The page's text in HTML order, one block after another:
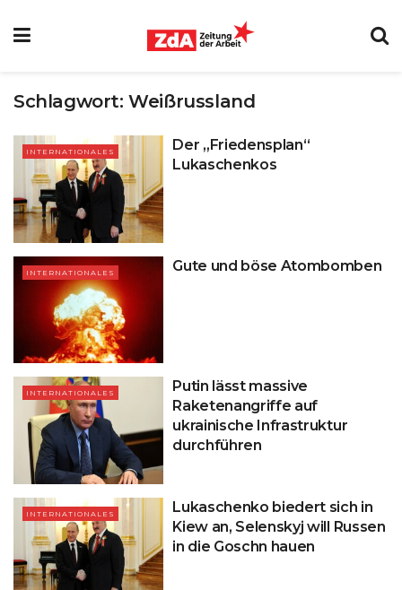
Schlagwort:Weißrussland
INTERNATIONALES
Der „Friedensplan“
Lukaschenkos
INTERNATIONALES Gute und böse Atombomben
INTERNATIONALES
Putin lässt massive
Raketenangriffe auf
ukrainische Infrastruktur
durchführen
INTERNATIONALES
Lukaschenko biedert sich in
Kiew an, Selenskyj will Russen
in die Goschn hauen